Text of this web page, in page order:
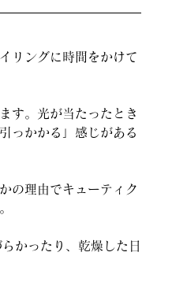
リングに時間をかけて
す。光が当たったとき
っかかる」感じがある
の理由でキューティク
かったり、乾燥した日